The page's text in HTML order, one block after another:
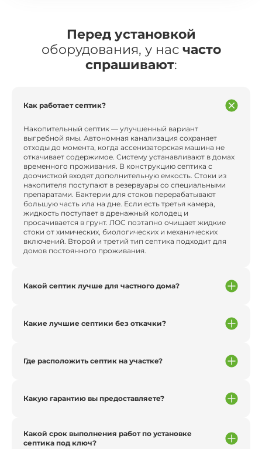
Перед установкой
оборудования, у нас часто
спрашивают:
Как работает септик?
Накопительный септик — улучшенный вариант
выгребной ямы. Автономная канализация сохраняет
отходы до момента, когда ассенизаторская машина не
откачивает содержимое. Систему устанавливают в домах
временного проживания. В конструкцию септика с
доочисткой входят дополнительную емкость. Стоки из
накопителя поступают в резервуары со специальными
препаратами. Бактерии для стоков перерабатывают
большую часть ила на дне. Если есть третья камера,
жидкость поступает в дренажный колодец и
просачивается в грунт. ЛОС поэтапно очищает жидкие
стоки от химических, биологических и механических
включений. Второй и третий тип септика подходит для
домов постоянного проживания.
Какой септик лучше для частного дома?
Какие лучшие септики без откачки?
Где расположить септик на участке?
Какую гарантию вы предоставляете?
Какой срок выполнения работ по установке
септика под ключ?